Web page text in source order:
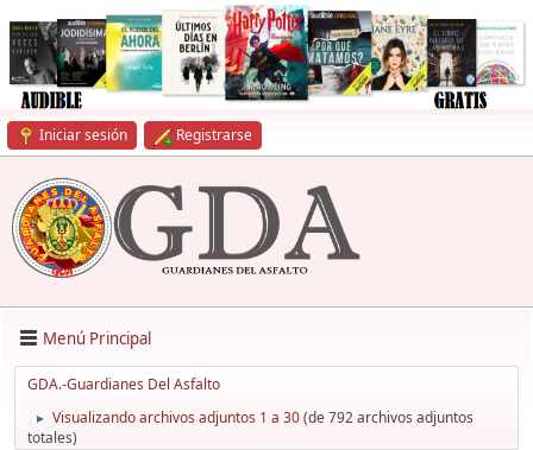
Iniciar sesión Registrarse
Menú Principal
GDA.-Guardianes Del Asfalto
► Visualizando archivos adjuntos 1 a 30(de 792 archivos adjuntos
totales)